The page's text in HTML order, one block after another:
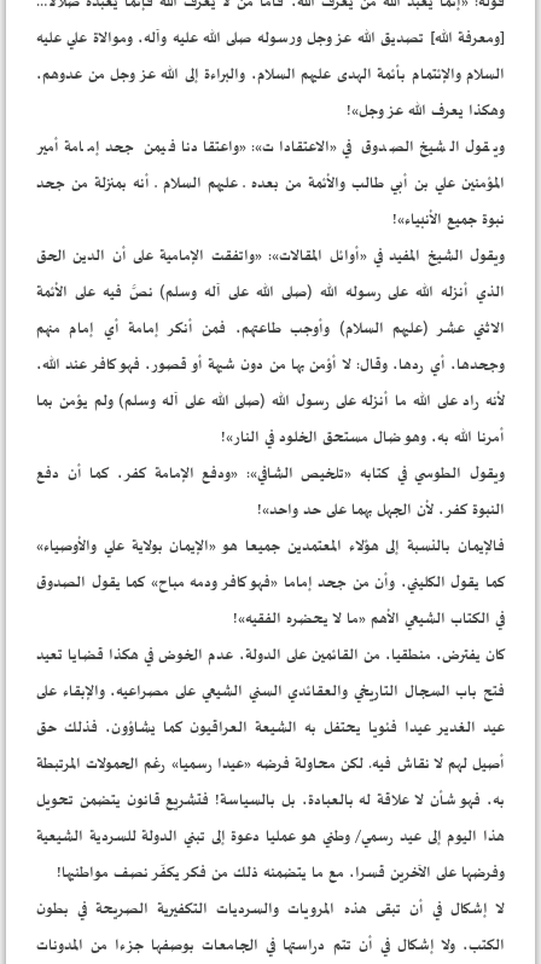
[ومعرفة الله] تصديق الله عز وجل ورسوله صلى الله عليه وآله، وموالاة علي عليه
السلام والإئتمام بأئمة الهدى عليهم السلام، والبراءة إلى الله عز وجل من عدوهم،
وهكذا يعرف الله عز وجل»!
ويقول الشيخ الصدوق في «الاعتقادات»: «واعتقادنا فيمن جحد إمامة أمير
المؤمنين علي بن أبي طالب والأئمة من بعده ـ عليهم السلام ـ أنه بمنزلة من جحد
نبوة جميع الأنبياء»!
ويقول الشيخ المفيد في «أوائل المقالات»: «واتفقت الإمامية على أن الدين الحق
الذي أنزله الله على رسوله الله (صلى الله على آله وسلم) نصَّ فيه على الأئمة
الاثني عشر (عليهم السلام) وأوجب طاعتهم، فمن أنكر إمامة أي إمام منهم
وجحدها، أي ردها، وقال: لا أؤمن بها من دون شبهة أو قصور، فهو كافر عند الله،
لأنه راد على الله ما أنزله على رسول الله (صلى الله على آله وسلم) ولم يؤمن بما
أمرنا الله به، وهو ضال مستحق الخلود في النار»!
ويقول الطوسي في كتابه «تلخيص الشافي»: «ودفع الإمامة كفر، كما أن دفع
النبوة كفر، لأن الجهل بهما على حد واحد»!
فالإيمان بالنسبة إلى هؤلاء المعتمدين جميعا هو «الإيمان بولاية علي والأوصياء»
كما يقول الكليني، وأن من جحد إماما «فهو كافر ودمه مباح» كما يقول الصدوق
في الكتاب الشيعي الأهم «ما لا يحضره الفقيه»!
كان يفترض، منطقيا، من القائمين على الدولة، عدم الخوض في هكذا قضايا تعيد
فتح باب السجال التاريخي والعقائدي السني الشيعي على مصراعيه، والإبقاء على
عيد الغدير عيدا فئويا يحتفل به الشيعة العراقيون كما يشاؤون، فذلك حق
أصيل لهم لا نقاش فيه. لكن محاولة فرضه «عيدا رسميا» رغم الحمولات المرتبطة
به، فهو شأن لا علاقة له بالعبادة، بل بالسياسة! فتشريع قانون يتضمن تحويل
هذا اليوم إلى عيد رسمي/ وطني هو عمليا دعوة إلى تبني الدولة للسردية الشيعية
وفرضها على الآخرين قسرا، مع ما يتضمنه ذلك من فكر يكفّر نصف مواطنيها!
لا إشكال في أن تبقى هذه المرويات والسرديات التكفيرية الصريحة في بطون
الكتب، ولا إشكال في أن تتم دراستها في الجامعات بوصفها جزءا من المدونات